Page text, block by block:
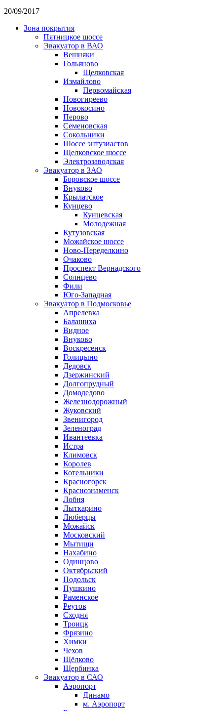
20/09/2017
Зона покрытия
Пятницкое шоссе
Эвакуатор в ВАО
Вешняки
Гольяново
Щелковская
Измайлово
Первомайская
Новогиреево
Новокосино
Перово
Семеновская
Сокольники
Шоссе энтузиастов
Щелковское шоссе
Электрозаводская
Эвакуатор в ЗАО
Боровское шоссе
Внуково
Крылатское
Кунцево
Кунцевская
Молодежная
Кутузовская
Можайское шоссе
Ново-Переделкино
Очаково
Проспект Вернадского
Солнцево
Фили
Юго-Западная
Эвакуатор в Подмосковье
Апрелевка
Балашиха
Видное
Внуково
Воскресенск
Голицыно
Дедовск
Дзержинский
Долгопрудный
Домодедово
Железнодорожный
Жуковский
Звенигород
Зеленоград
Ивантеевка
Истра
Климовск
Королев
Котельники
Красногорск
Краснознаменск
Лобня
Лыткарино
Люберцы
Можайск
Московский
Мытищи
Нахабино
Одинцово
Октябрьский
Подольск
Пушкино
Раменское
Реутов
Сходня
Троицк
Фрязино
Химки
Чехов
Щёлково
Щербинка
Эвакуатор в САО
Аэропорт
Динамо
м. Аэропорт